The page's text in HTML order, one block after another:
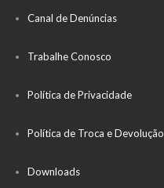
Canal de Denúncias
Trabalhe Conosco
Política de Privacidade
Política de Troca e Devolução
Downloads